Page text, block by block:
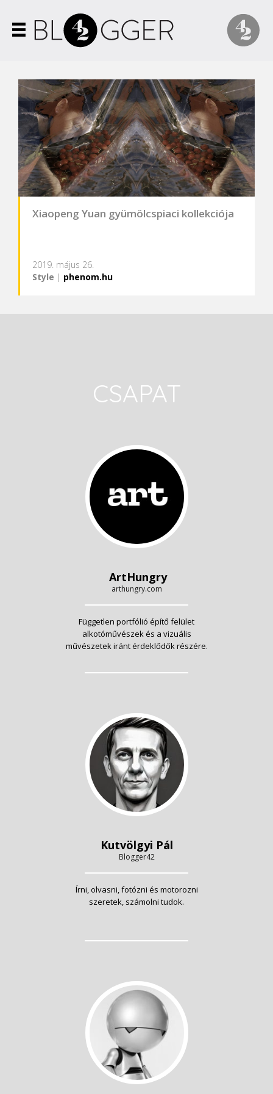
Xiaopeng Yuan gyümölcspiaci kollekciója
2019. május 26.
Style | phenom.hu
CSAPAT
ArtHungry
arthungry.com
Független portfólió építő felület
alkotóművészek és a vizuális
művészetek iránt érdeklődők részére.
Kutvölgyi Pál
Blogger42
Írni, olvasni, fotózni és motorozni
szeretek, számolni tudok.